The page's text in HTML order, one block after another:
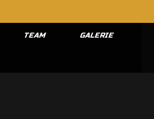
TEAM GALERIE